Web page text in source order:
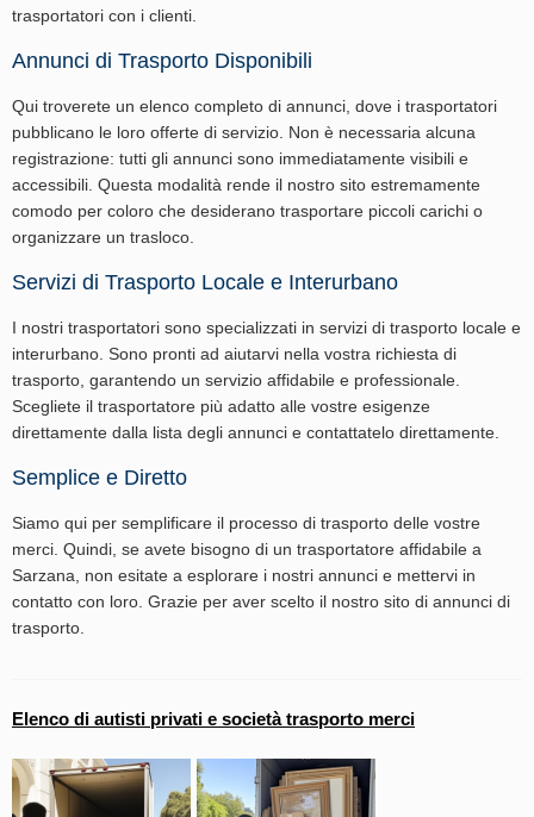
trasportatori con i clienti.
Annunci di Trasporto Disponibili
Qui troverete un elenco completo di annunci, dove i trasportatori
pubblicano le loro offerte di servizio. Non è necessaria alcuna
registrazione: tutti gli annunci sono immediatamente visibili e
accessibili. Questa modalità rende il nostro sito estremamente
comodo per coloro che desiderano trasportare piccoli carichi o
organizzare un trasloco.
Servizi di Trasporto Locale e Interurbano
I nostri trasportatori sono specializzati in servizi di trasporto locale e
interurbano. Sono pronti ad aiutarvi nella vostra richiesta di
trasporto, garantendo un servizio affidabile e professionale.
Scegliete il trasportatore più adatto alle vostre esigenze
direttamente dalla lista degli annunci e contattatelo direttamente.
Semplice e Diretto
Siamo qui per semplificare il processo di trasporto delle vostre
merci. Quindi, se avete bisogno di un trasportatore affidabile a
Sarzana, non esitate a esplorare i nostri annunci e mettervi in
contatto con loro. Grazie per aver scelto il nostro sito di annunci di
trasporto.
Elenco di autisti privati e società trasporto merci